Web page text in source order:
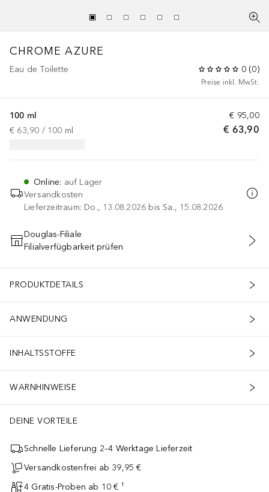
CHROME AZURE
Eau de Toilette 0 (0)
Preise inkl. MwSt.
€ 95,00
€ 63,90
100 ml
€ 63,90 / 100 ml
Online: auf Lager
Versandkosten
Lieferzeitraum: Do., 13.08.2026 bis Sa., 15.08.2026
IN DEN WARENKORB
Douglas-Filiale
Filialverfügbarkeit prüfen
PRODUKTDETAILS
ANWENDUNG
INHALTSSTOFFE
WARNHINWEISE
DEINE VORTEILE
Schnelle Lieferung 2–4 Werktage Lieferzeit
Versandkostenfrei ab 39,95 €
4 Gratis-Proben ab 10 € ¹